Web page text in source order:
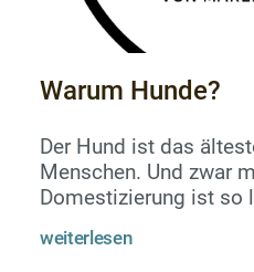
Warum Hunde?
Der Hund ist das
Menschen. Und zwar
Domestizierung ist so
uns&nbsp;zusammen
weiterlesen